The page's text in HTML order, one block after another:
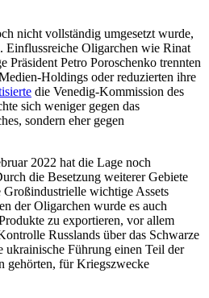
nicht voll­ständig umgesetzt wurde,
Einflussreiche Oligarchen wie Rinat
Präsident Petro Poroschenko trennten
Holdings oder reduzierten ihre
die Venedig-Kommission des
sich weniger gegen das
sondern eher gegen
2022 hat die Lage noch
die Besetzung weiterer Gebiete
Groß­industrielle wichtige Assets
der Oligarchen wurde es auch
zu exportieren, vor allem
Russlands über das Schwar­ze
ukrainische Führung einen Teil der
gehörten, für Kriegs­zwecke